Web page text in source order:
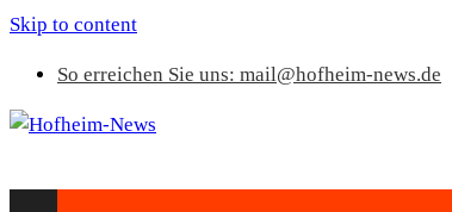
Skip to content
So erreichen Sie uns: mail@hofheim-news.de